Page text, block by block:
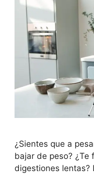
¿Sientes que a
bajar de peso? ¿Te
digestiones lentas?